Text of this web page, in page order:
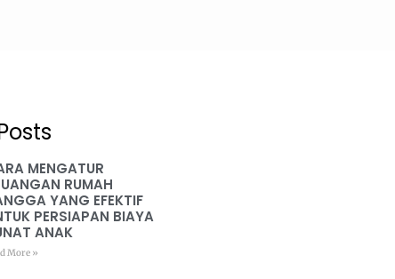
MENGATUR
RUMAH
YANG EFEKTIF
PERSIAPAN BIAYA
ANAK
More »